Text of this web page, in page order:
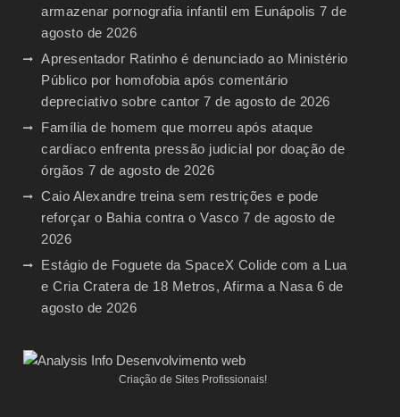
armazenar pornografia infantil em Eunápolis 7 de
agosto de 2026
Apresentador Ratinho é denunciado ao Ministério
Público por homofobia após comentário
depreciativo sobre cantor 7 de agosto de 2026
Família de homem que morreu após ataque
cardíaco enfrenta pressão judicial por doação de
órgãos 7 de agosto de 2026
Caio Alexandre treina sem restrições e pode
reforçar o Bahia contra o Vasco 7 de agosto de
2026
Estágio de Foguete da SpaceX Colide com a Lua
e Cria Cratera de 18 Metros, Afirma a Nasa 6 de
agosto de 2026
Criação de Sites Profissionais!